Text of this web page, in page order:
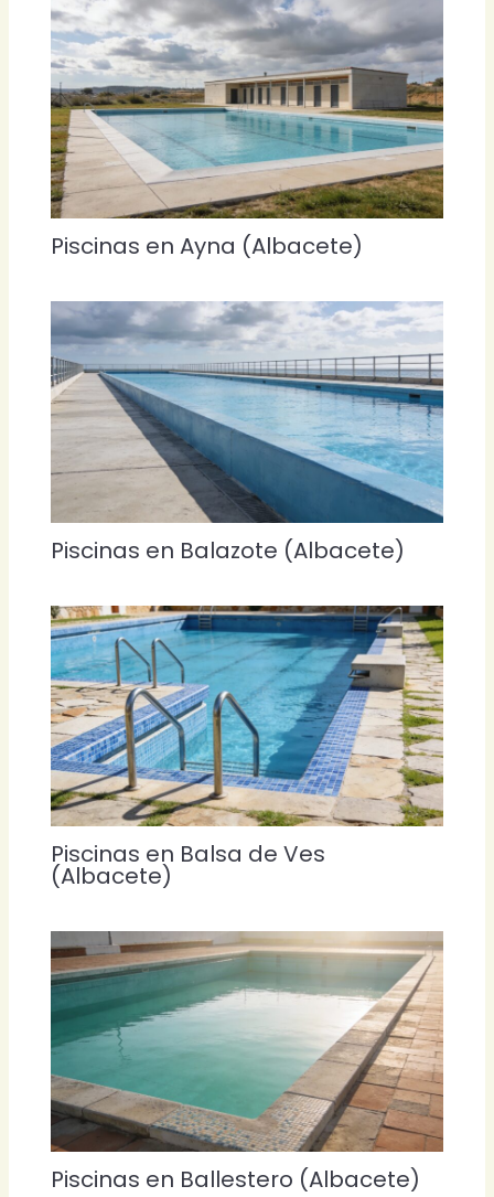
Piscinas en Ayna (Albacete)
Piscinas en Balazote (Albacete)
Piscinas en Balsa de Ves
(Albacete)
Piscinas en Ballestero (Albacete)